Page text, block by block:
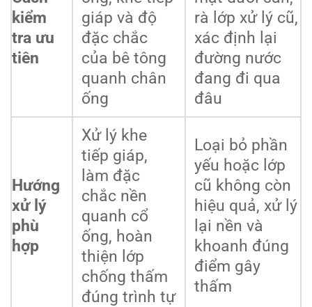
kiểm
tra ưu
tiên
giáp và độ
đặc chắc
của bê tông
quanh chân
ống
rà lớp xử lý cũ,
xác định lại
đường nước
đang đi qua
đâu
Hướng
xử lý
phù
hợp
Xử lý khe
tiếp giáp,
làm đặc
chắc nền
quanh cổ
ống, hoàn
thiện lớp
chống thấm
đúng trình tự
Loại bỏ phần
yếu hoặc lớp
cũ không còn
hiệu quả, xử lý
lại nền và
khoanh đúng
điểm gây
thấm